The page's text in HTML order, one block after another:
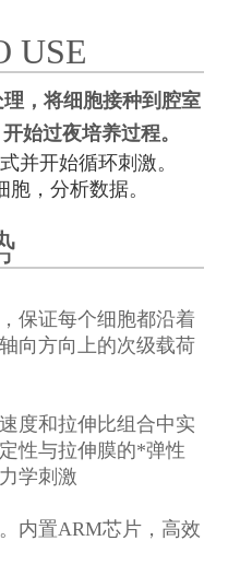
USE
，将细胞接种到腔室
始过夜培养过程。
并开始循环刺激。
，分析数据。
保证每个细胞都沿着
向方向上的次级载荷
度和拉伸比组合中实
性与拉伸膜的*弹性
学刺激
内置ARM芯片，高效